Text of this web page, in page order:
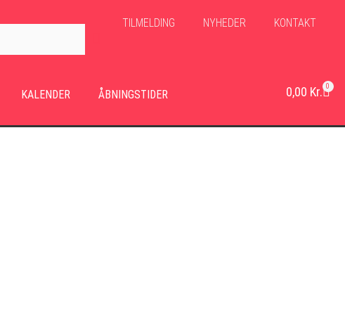
TILMELDING NYHEDER KONTAKT
KALENDER ÅBNINGSTIDER 0,00 Kr. 0